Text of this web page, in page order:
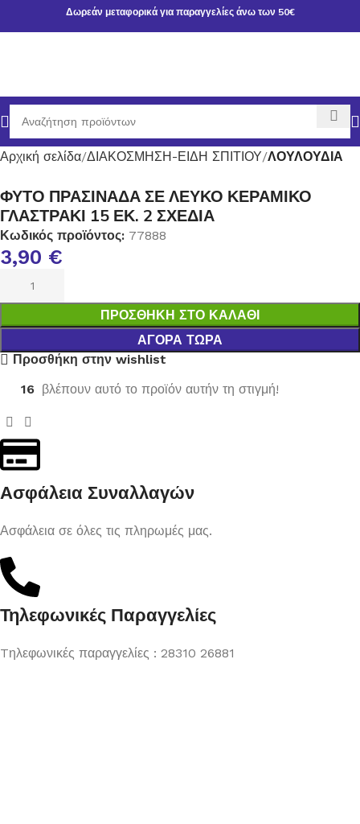
Δωρεάν μεταφορικά για παραγγελίες άνω των 50€
Αρχική σελίδα ΔΙΑΚΟΣΜΗΣΗ-ΕΙΔΗ ΣΠΙΤΙΟΥ ΛΟΥΛΟΥΔΙΑ
ΦΥΤΟ ΠΡΑΣΙΝΑΔΑ ΣΕ ΛΕΥΚΟ ΚΕΡΑΜΙΚΟ
ΓΛΑΣΤΡΑΚΙ 15 ΕΚ. 2 ΣΧΕΔΙΑ
Κωδικός προϊόντος: 77888
3,90 €
ΠΡΟΣΘΉΚΗ ΣΤΟ ΚΑΛΆΘΙ
ΑΓΟΡΆ ΤΏΡΑ
Προσθήκη στην wishlist
16 βλέπουν αυτό το προϊόν αυτήν τη στιγμή!
Ασφάλεια Συναλλαγών
Ασφάλεια σε όλες τις πληρωμές μας.
Τηλεφωνικές Παραγγελίες
Tηλεφωνικές παραγγελίες : 28310 26881